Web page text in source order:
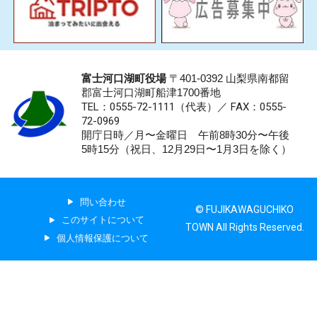
富士河口湖町役場〒401-0392 山梨県南都留
郡富士河口湖町船津1700番地
TEL：0555-72-1111 （代表）／ FAX：0555-
72-0969
開庁日時／月〜金曜日 午前8時30分〜午後
5時15分（祝日、12月29日〜1月3日を除く）
問い合わせ
このサイトについて
個人情報保護について
© FUJIKAWAGUCHIKO
TOWN All Rights Reserved.